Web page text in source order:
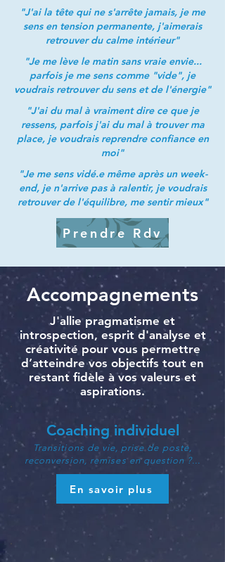
"J'ai la tête qui ne s'arrête jamais, je me
sens en tension permanente, j'aimerais
retrouver du calme intérieur"
"Je me lève le matin sans vraie envie...
parfois je me sens comme "vide", je
voudrais retrouver du sens et de l'énergie"
"J'ai du mal à vraiment dire ce que je
ressens, parfois j'ai du mal à trouver ma
place, je voudrais reprendre confiance en
moi"
"Je me sens vidé.e même après un week-
end, je n'arrive pas à ralentir, je voudrais
retrouver de l'équilibre, me sentir mieux"
Prendre Rdv
Accompagnements
J'allie pragmatisme et
introspection, esprit d'analyse et
créativité pour vous permettre
d’atteindre vos objectifs tout en
restant fidèle à vos valeurs et
aspirations.
Coaching individuel
Transitions de vie, prise de poste,
reconversion, remises en question ?...
En savoir plus